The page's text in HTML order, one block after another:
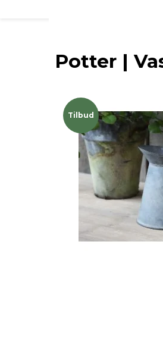
Potter |
Tilbud